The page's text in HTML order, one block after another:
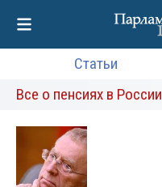
Статьи
Все о пенсиях в России